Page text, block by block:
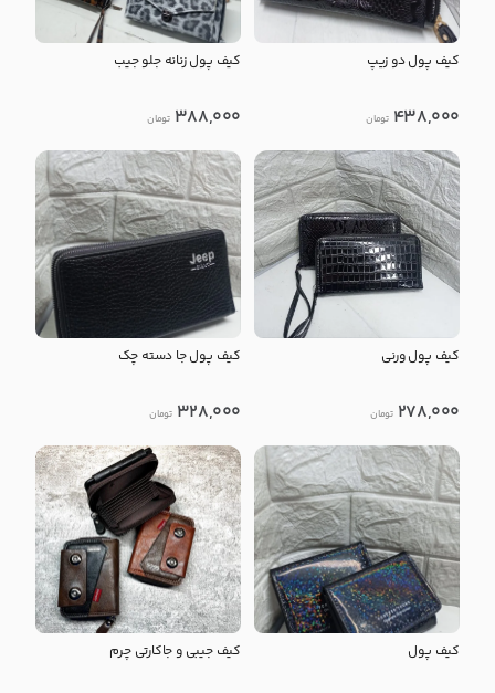
کیف پول دو زیپ
438,000 تومان
کیف پول زنانه جلو جیب
388,000 تومان
کیف پول ورنی
278,000 تومان
کیف پول جا دسته چک
328,000 تومان
کیف پول کیف جیبی و جاکارتی چرم